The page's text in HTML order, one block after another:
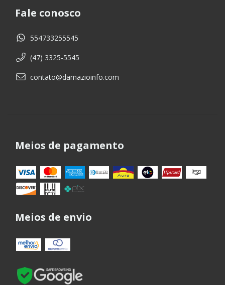
Fale conosco
554733255545
(47) 3325-5545
contato@damazioinfo.com
Meios de pagamento
Meios de envio